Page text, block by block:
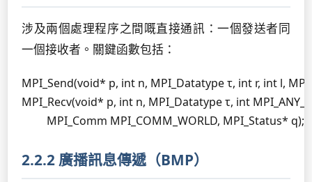
涉及兩個處理程序之間嘅直接通訊：一個發送者同
一個接收者。關鍵函數包括：
MPI_Send(void* p, int n, MPI_Datatype τ, int r, int l,
MPI_Recv(void* p, int n, MPI_Datatype τ, int
         MPI_Comm MPI_COMM_WORLD, MPI_Status* q);
2.2.2 廣播訊息傳遞（BMP）